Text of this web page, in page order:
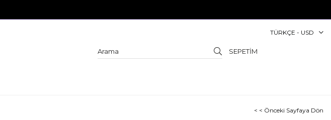
TÜRKÇE - USD
SEPETIM
< < Önceki Sayfaya Dön